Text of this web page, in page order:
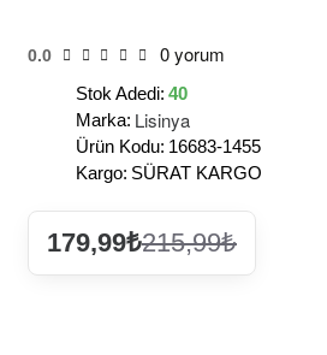
0.0 0 yorum
Stok Adedi: 40
Marka: Lisinya
Ürün Kodu: 16683-1455
Kargo: SÜRAT KARGO
179,99₺215,99₺